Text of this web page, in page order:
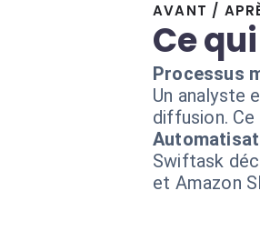
AVANT /
Ce
Processus
Un analyste
diffusion.
Swiftask
et Amazon